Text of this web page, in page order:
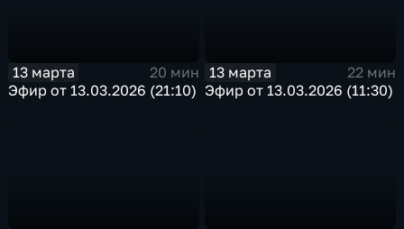
13 марта
20 мин
Эфир от 13.03.2026 (21:10)
13 марта
22 мин
Эфир от 13.03.2026 (11:30)